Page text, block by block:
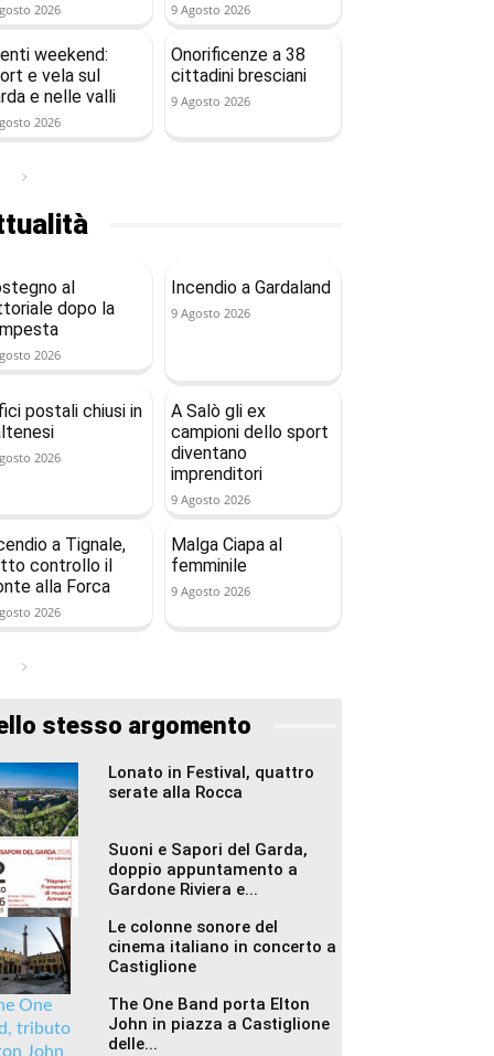
2026 9 Agosto 2026
weekend:
e vela sul
e nelle valli
2026
Onorificenze a 38
cittadini bresciani
9 Agosto 2026
al
dopo la
2026
Incendio a Gardaland
9 Agosto 2026
postali chiusi in
2026
A Salò gli ex
campioni dello sport
diventano
imprenditori
9 Agosto 2026
a Tignale,
controllo il
alla Forca
2026
Malga Ciapa al
femminile
9 Agosto 2026
stesso argomento
Lonato in Festival, quattro
serate alla Rocca
Suoni e Sapori del Garda,
doppio appuntamento a
Gardone Riviera e...
Le colonne sonore del
cinema italiano in concerto a
Castiglione
The One Band porta Elton
John in piazza a Castiglione
delle...